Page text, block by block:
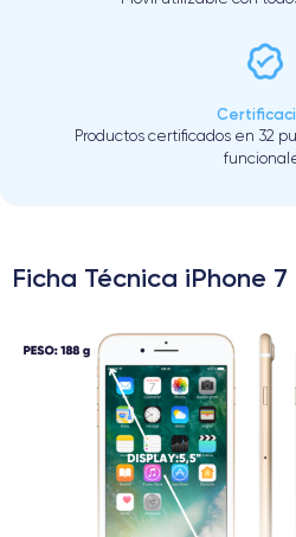
Productos certificados en 32
Ficha Técnica iPhone 7